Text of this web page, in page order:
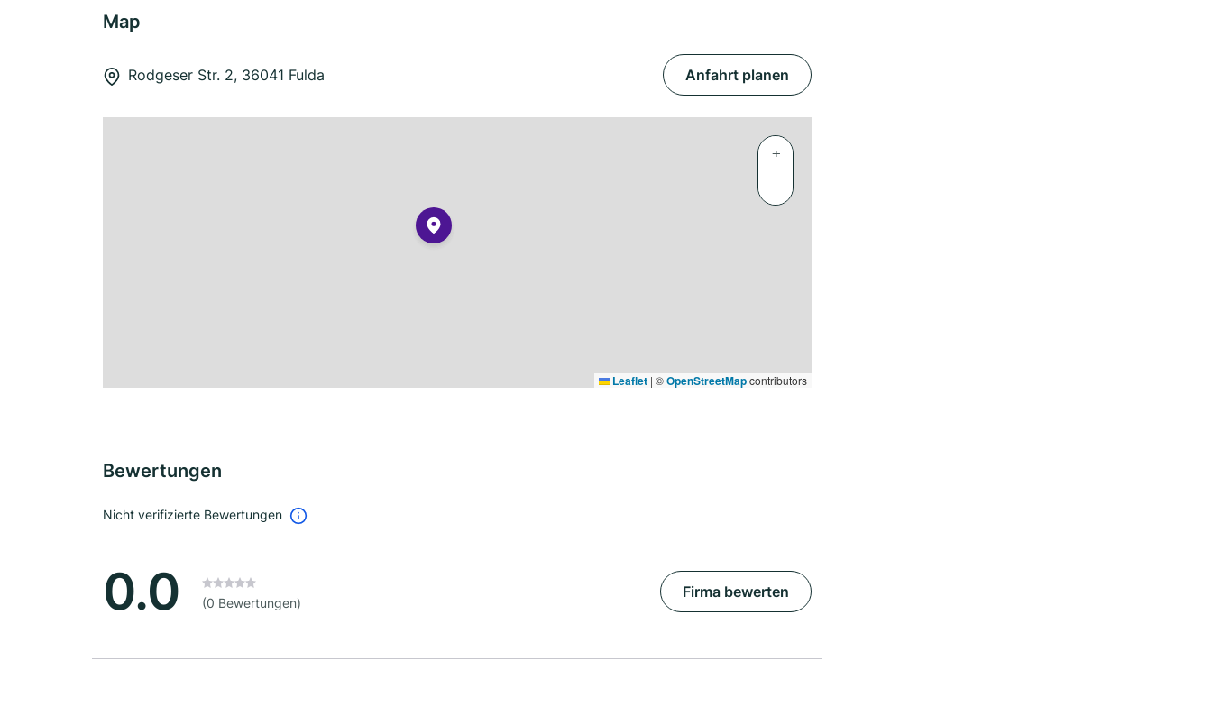
Map
Rodgeser Str. 2, 36041 Fulda Anfahrt planen
+
−
Leaflet | ©OpenStreetMapcontributors
Bewertungen
Nicht verifizierte Bewertungen
0.0 (0 Bewertungen)
Firma bewerten